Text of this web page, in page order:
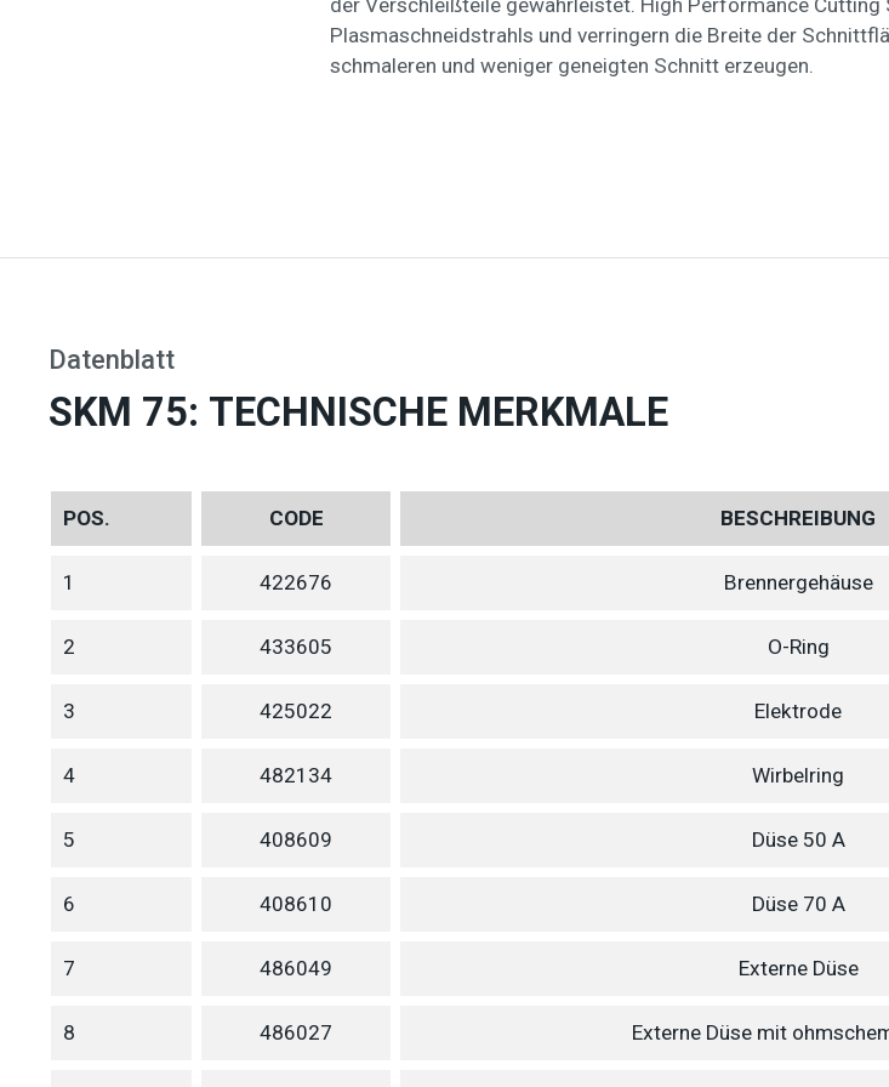
Plasmaschneidstrahls und verringern die Breite der
schmaleren und weniger geneigten Schnitt erzeugen.
Datenblatt
SKM 75: TECHNISCHE MERKMALE
POS. CODE BESCHREIBUNG
1 422676 Brennergehäuse
2 433605 O-Ring
3 425022 Elektrode
4 482134 Wirbelring
5 408609 Düse 50 A
6 408610 Düse 70 A
7 486049 Externe Düse
8 486027 Externe Düse mit